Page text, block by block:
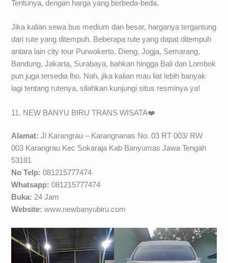
Tentunya, dengan harga yang berbeda-beda.
Jika kalian sewa bus medium dan besar, harganya tergantung
dari rute yang ditempuh. Beberapa rute yang dapat ditempuh
antara lain city tour Purwokerto, Dieng, Jogja, Semarang,
Bandung, Jakarta, Surabaya, bahkan hingga Bali dan Lombok
pun juga tersedia lho. Nah, jika kalian mau liat lebih banyak
lagi tentang rutenya, silahkan kunjungi situs resminya ya!
11. NEW BANYU BIRU TRANS WISATA❤️
Alamat: Jl Karangrau – Karangnanas No. 03 RT 003/ RW
003 Karangrau Kec Sokaraja Kab Banyumas Jawa Tengah
53181
No Telp: 081215777474
Whatsapp: 081215777474
Buka: 24 Jam
Website: www.newbanyubiru.com